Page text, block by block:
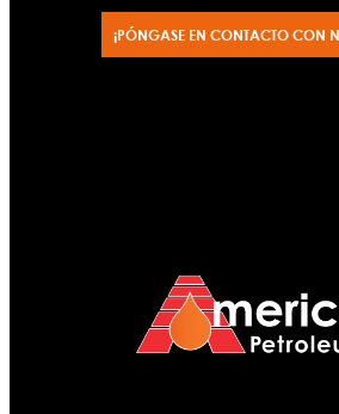
¡PÓNGASE EN CONTACTO CON